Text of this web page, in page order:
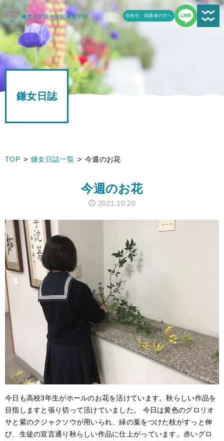
在校生・保護者の方へ
新着情報一覧
受験生の方へ
学校案内
鎌女の教育
よくある質問
アクセス
サイトポリシー
卒業生の方へ
鎌女日誌
TOP 鎌女日誌一覧 今週のお花
今週のお花
2021.10.20
今日も高校3年生がホールのお花を活けています。秋らしい作品を
目指しますと張り切って活けていました。
今日は黄色のグロリオ
サと紫のクジャクソウが用いられ、緑の葉をつけた枝がすっと伸
び、生徒の宣言通り秋らしい作品に仕上がっています。赤いグロ